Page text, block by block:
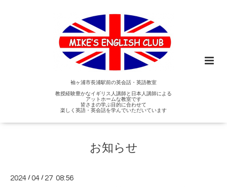
袖ヶ浦市長浦駅前の英会話・英語教室
教授経験豊かなイギリス人講師と日本人講師による
アットホームな教室です
皆さまの学ぶ目的に合わせて
楽しく英語・英会話を学んでいただいています
お知らせ
2024 /04 / 27 08:56